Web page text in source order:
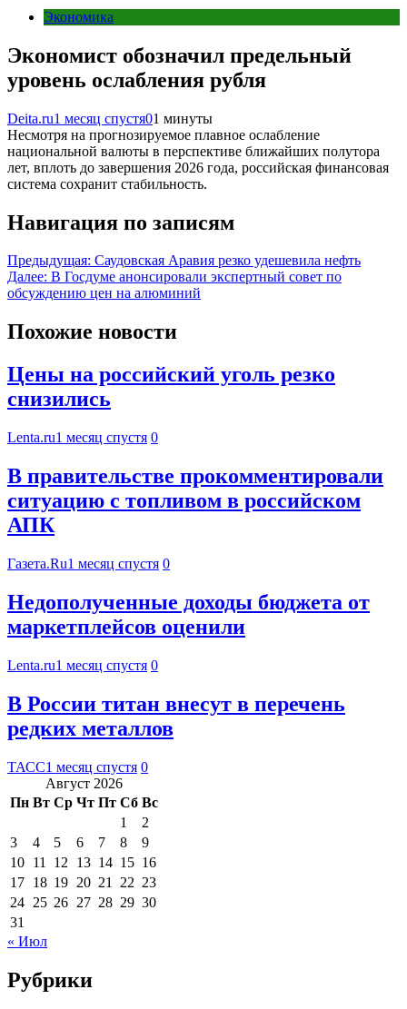
Экономика
Экономист обозначил предельный
уровень ослабления рубля
Deita.ru1 месяц спустя01 минуты
Несмотря на прогнозируемое плавное ослабление
национальной валюты в перспективе ближайших полутора
лет, вплоть до завершения 2026 года, российская финансовая
система сохранит стабильность.
Навигация по записям
Предыдущая: Саудовская Аравия резко удешевила нефть
Далее: В Госдуме анонсировали экспертный совет по
обсуждению цен на алюминий
Похожие новости
Цены на российский уголь резко
снизились
Lenta.ru1 месяц спустя 0
В правительстве прокомментировали
ситуацию с топливом в российском
АПК
Газета.Ru1 месяц спустя 0
Недополученные доходы бюджета от
маркетплейсов оценили
Lenta.ru1 месяц спустя 0
В России титан внесут в перечень
редких металлов
ТАСС1 месяц спустя 0
Август 2026
Пн Вт Ср Чт Пт Сб Вс
1
2
3
4 5 6 7 8
9
10 11 12 13 14 15 16
17 18 19 20 21 22 23
24 25 26 27 28 29 30
31
« Июл
Рубрики